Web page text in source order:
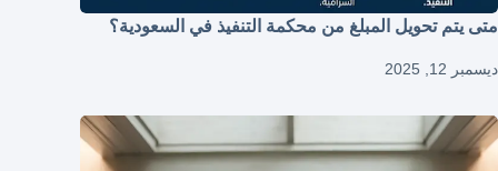
متى يتم تحويل المبلغ من محكمة التنفيذ في السعودية؟
ديسمبر 12, 2025